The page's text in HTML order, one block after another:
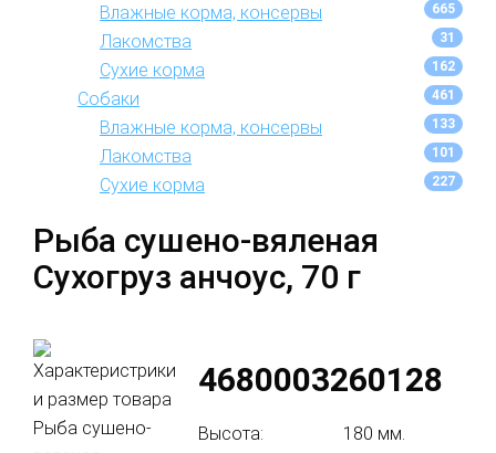
Влажные корма, консервы 665
Лакомства 31
Сухие корма 162
Собаки 461
Влажные корма, консервы 133
Лакомства 101
Сухие корма 227
Рыба сушено-вяленая
Сухогруз анчоус, 70 г
4680003260128
Высота:
180 мм.